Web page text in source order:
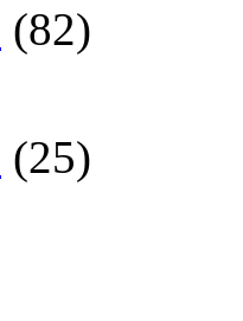
(82)
(25)